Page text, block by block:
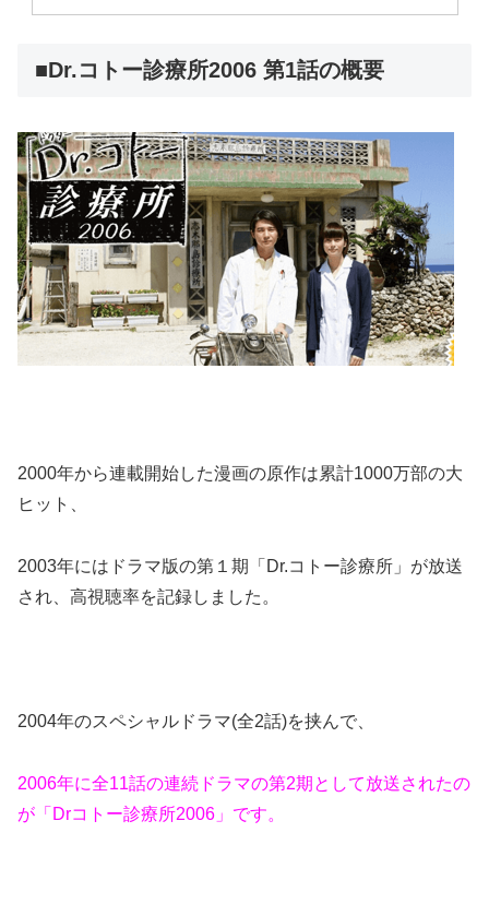
■Dr.コトー診療所2006 第1話の概要
2000年から連載開始した漫画の原作は累計1000万部の大
ヒット、
2003年にはドラマ版の第１期「Dr.コトー診療所」が放送
され、高視聴率を記録しました。
2004年のスペシャルドラマ(全2話)を挟んで、
2006年に全11話の連続ドラマの第2期として放送されたの
が「Drコトー診療所2006」です。